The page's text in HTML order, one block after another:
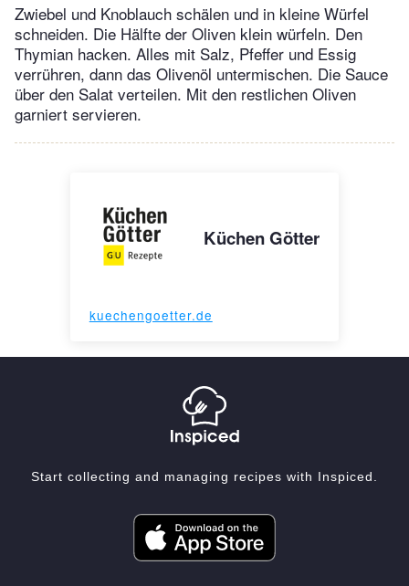
Zwiebel und Knoblauch schälen und in kleine Würfel
schneiden. Die Hälfte der Oliven klein würfeln. Den
Thymian hacken. Alles mit Salz, Pfeffer und Essig
verrühren, dann das Olivenöl untermischen. Die Sauce
über den Salat verteilen. Mit den restlichen Oliven
garniert servieren.
Küchen Götter
kuechengoetter.de
Start collecting and managing recipes with Inspiced.